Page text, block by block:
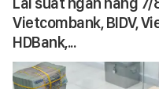
Vietcombank, BIDV,
HDBank,...